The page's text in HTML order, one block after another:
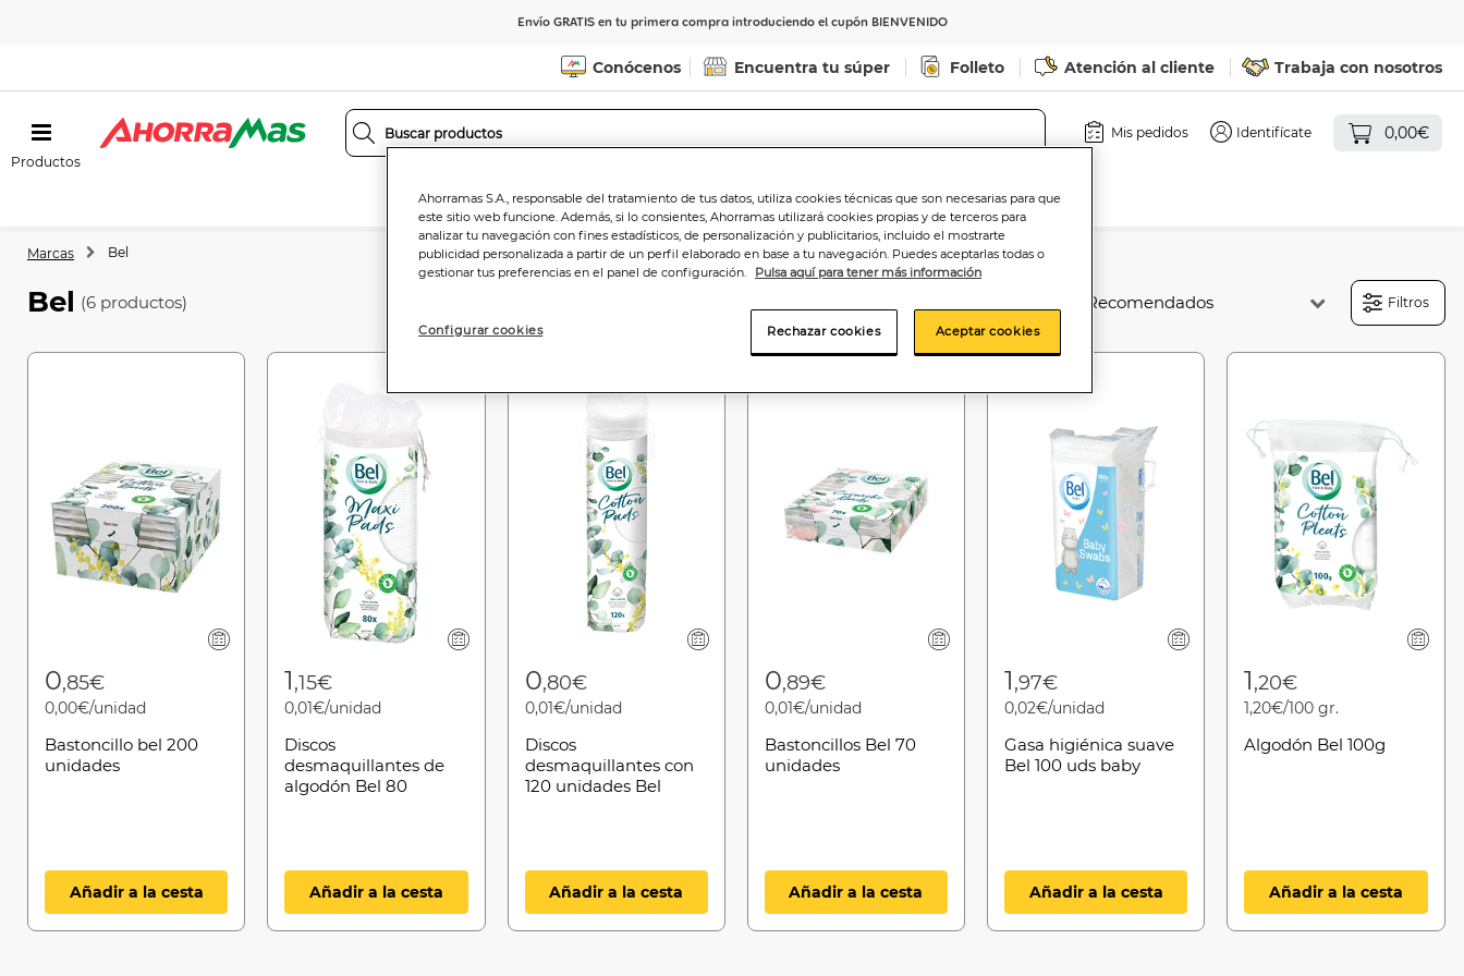
Envío GRATIS en tu primera compra introduciendo el cupón BIENVENIDO
Conócenos Encuentra tu súper Folleto Atención al cliente Trabaja con nosotros
Productos
Mis pedidos Identifícate 0,00€
Indicar CP Ver horarios de entrega
Marcas Bel
Bel (6 productos) Filtros
0,85€
0,00€/unidad
Bastoncillo bel 200
unidades
Añadir a la cesta
1,15€
0,01€/unidad
Discos
desmaquillantes de
algodón Bel 80
Añadir a la cesta
0,80€
0,01€/unidad
Discos
desmaquillantes con
120 unidades Bel
Añadir a la cesta
0,89€
0,01€/unidad
Bastoncillos Bel 70
unidades
Añadir a la cesta
1,97€
0,02€/unidad
Gasa higiénica suave
Bel 100 uds baby
Añadir a la cesta
1,20€
1,20€/100 gr.
Algodón Bel 100g
Añadir a la cesta
Ahorramas S.A., responsable del tratamiento de tus datos, utiliza cookies técnicas que son necesarias para que
este sitio web funcione. Además, si lo consientes, Ahorramas utilizará cookies propias y de terceros para
analizar tu navegación con fines estadísticos, de personalización y publicitarios, incluido el mostrarte
publicidad personalizada a partir de un perfil elaborado en base a tu navegación. Puedes aceptarlas todas o
gestionar tus preferencias en el panel de configuración.
Pulsa aquí para tener más información
Configurar cookies Rechazar cookies Aceptar cookies